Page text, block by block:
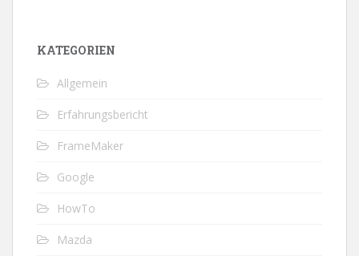
KATEGORIEN
Allgemein
Erfahrungsbericht
FrameMaker
Google
HowTo
Mazda